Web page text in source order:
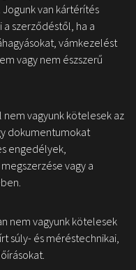
van kártérítés
szerződéstől, ha a
vámkezelést
vagy nem észszerű
vagyunk kötelesek az
dokumentumokat
engedélyek,
vagy a
nem vagyunk kötelesek
súly- és méréstechnikai,